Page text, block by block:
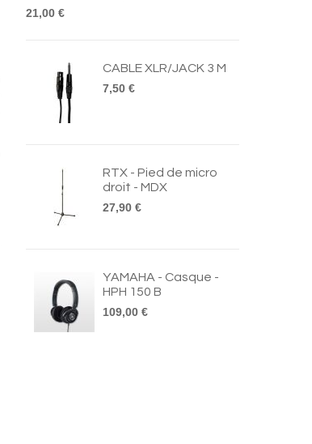
21,00 €
CABLE XLR/JACK 3 M
7,50 €
RTX - Pied de micro
droit - MDX
27,90 €
YAMAHA - Casque -
HPH 150 B
109,00 €